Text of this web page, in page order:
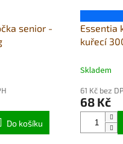
senior -
Do košíku
Essentia
kuřecí
Skladem
61 Kč bez
68 Kč